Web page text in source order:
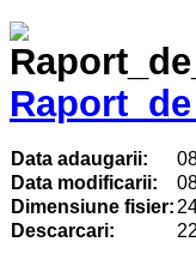
Data adaugarii:
Data modificarii:
Dimensiune fisier:
Descarcari: